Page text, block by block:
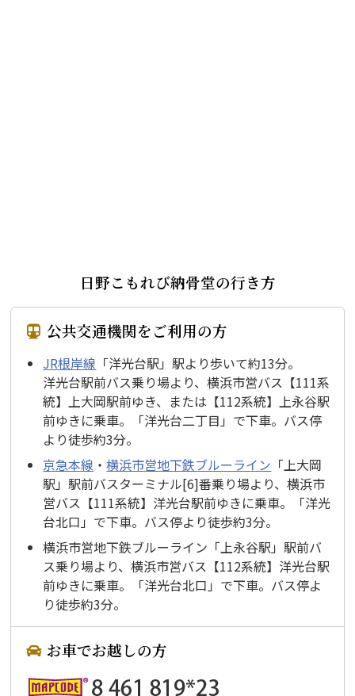
日野こもれび納骨堂の行き方
公共交通機関をご利用の方
JR根岸線 「洋光台駅」駅より歩いて約13分。
洋光台駅前バス乗り場より、横浜市営バス【111系
統】上大岡駅前ゆき、または【112系統】上永谷駅
前ゆきに乗車。「洋光台二丁目」で下車。バス停
より徒歩約3分。
京急本線 ・横浜市営地下鉄ブルーライン 「上大岡
駅」駅前バスターミナル[6]番乗り場より、横浜市
営バス【111系統】洋光台駅前ゆきに乗車。「洋光
台北口」で下車。バス停より徒歩約3分。
横浜市営地下鉄ブルーライン「上永谷駅」駅前バ
ス乗り場より、横浜市営バス【112系統】洋光台駅
前ゆきに乗車。「洋光台北口」で下車。バス停よ
り徒歩約3分。
お車でお越しの方